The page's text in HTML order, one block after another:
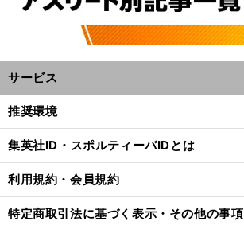
サービス
推奨環境
集英社ID・スポルティーバIDとは
利用規約・会員規約
特定商取引法に基づく表示・その他の事項